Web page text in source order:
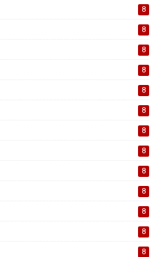
8
8
8
8
8
8
8
8
8
8
8
8
8